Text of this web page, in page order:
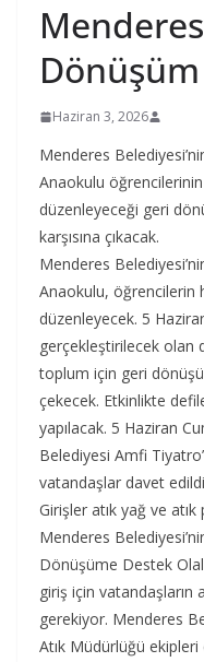
Haziran 3, 2026
Menderes
Anaokulu
düzenleyeceği geri
karşısına çıkacak.
Menderes
Anaokulu, öğrencilerin
düzenleyecek. 5
gerçekleştirilecek olan
toplum için geri
çekecek. Etkinlikte
yapılacak. 5 Haziran
Belediyesi Amfi
vatandaşlar davet
Girişler atık yağ ve atık
Menderes
Dönüşüme Destek
giriş için vatandaşların
gerekiyor. Menderes
Atık Müdürlüğü ekipleri